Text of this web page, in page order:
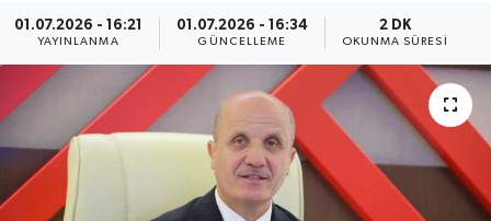
01.07.2026 - 16:21
YAYINLANMA
01.07.2026 - 16:34
GÜNCELLEME
2 DK
OKUNMA SÜRESI
Dünya
Eğitim
Sağlık